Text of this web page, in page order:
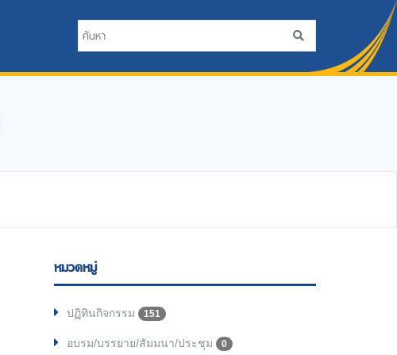
หมวดหมู่
ปฏิทินกิจกรรม 151
อบรม/บรรยาย/สัมมนา/ประชุม 0